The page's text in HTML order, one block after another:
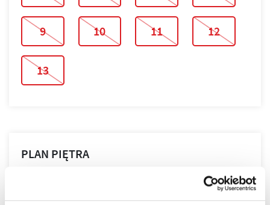
9 10 11 12
13
PLAN PIĘTRA